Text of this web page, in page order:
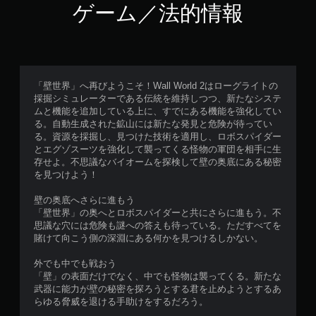
ゲーム／法的情報
「壁世界」へ再びようこそ！Wall World 2はローグライトの
採掘シミュレーターである伝統を維持しつつ、新たなシステ
ムと機能を追加している上に、すでにある機能を強化してい
る。自動生成された鉱山には新たな発見と危険が待ってい
る。資源を採掘し、見つけた技術を適用し、ロボスパイダー
とエグゾスーツを強化して襲ってくる怪物の軍団を相手に生
存せよ。不思議なバイオームを探検して壁の奥底にある秘密
を見つけよう！
壁の奥底へさらに進もう
「壁世界」の奥へとロボスパイダーと共にさらに進もう。不
思議な穴には危険も謎への答えも待っている。ただすべてを
賭けて向こう側の深淵にある何かを見つけるしかない。
外でも中でも戦おう
「壁」の表面だけでなく、中でも怪物は襲ってくる。新たな
武器に能力が壁の秘密を探ろうとする君を止めようとするあ
らゆる脅威を退ける手助けをするだろう。